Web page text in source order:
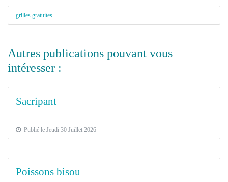
grilles gratuites
Autres publications pouvant vous
intéresser :
Sacripant
Publié le Jeudi 30 Juillet 2026
Poissons bisou